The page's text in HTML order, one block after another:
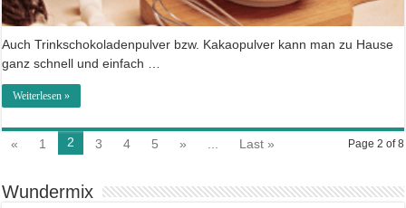
Auch Trinkschokoladenpulver bzw. Kakaopulver kann man zu Hause
ganz schnell und einfach …
Weiterlesen »
Page 2 of 8
« 1 2 3 4 5 » ... Last »
Wundermix